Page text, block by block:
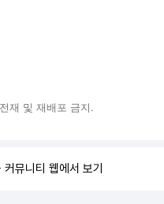
재 및 재배포 금지.
뮤니티 웹에서 보기